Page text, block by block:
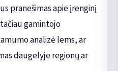
pranešimas apie įrenginį
gamintojo
analizė lems, ar
daugelyje regionų ar